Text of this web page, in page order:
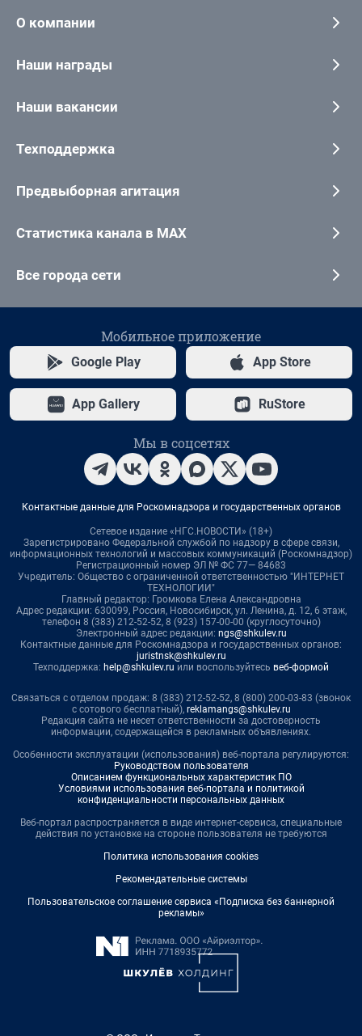
О компании
Наши награды
Наши вакансии
Техподдержка
Предвыборная агитация
Статистика канала в MAX
Все города сети
Мобильное приложение
Google Play App Store
App Gallery RuStore
Мы в соцсетях
Контактные данные для Роскомнадзора и государственных органов
Сетевое издание «НГС.НОВОСТИ» (18+)
Зарегистрировано Федеральной службой по надзору в сфере связи,
информационных технологий и массовых коммуникаций (Роскомнадзор)
Регистрационный номер ЭЛ № ФС 77— 84683
Учредитель: Общество с ограниченной ответственностью "ИНТЕРНЕТ
ТЕХНОЛОГИИ"
Главный редактор: Громкова Елена Александровна
Адрес редакции: 630099, Россия, Новосибирск, ул. Ленина, д. 12, 6 этаж,
телефон 8 (383) 212-52-52, 8 (923) 157-00-00 (круглосуточно)
Электронный адрес редакции: ngs@shkulev.ru
Контактные данные для Роскомнадзора и государственных органов:
juristnsk@shkulev.ru
Техподдержка: help@shkulev.ru или воспользуйтесь веб-формой
Связаться с отделом продаж: 8 (383) 212-52-52, 8 (800) 200-03-83 (звонок
с сотового бесплатный), reklamangs@shkulev.ru
Редакция сайта не несет ответственности за достоверность
информации, содержащейся в рекламных объявлениях.
Особенности эксплуатации (использования) веб-портала регулируются:
Руководством пользователя
Описанием функциональных характеристик ПО
Условиями использования веб-портала и политикой
конфиденциальности персональных данных
Веб-портал распространяется в виде интернет-сервиса, специальные
действия по установке на стороне пользователя не требуются
Политика использования cookies
Рекомендательные системы
Пользовательское соглашение сервиса «Подписка без баннерной
рекламы»